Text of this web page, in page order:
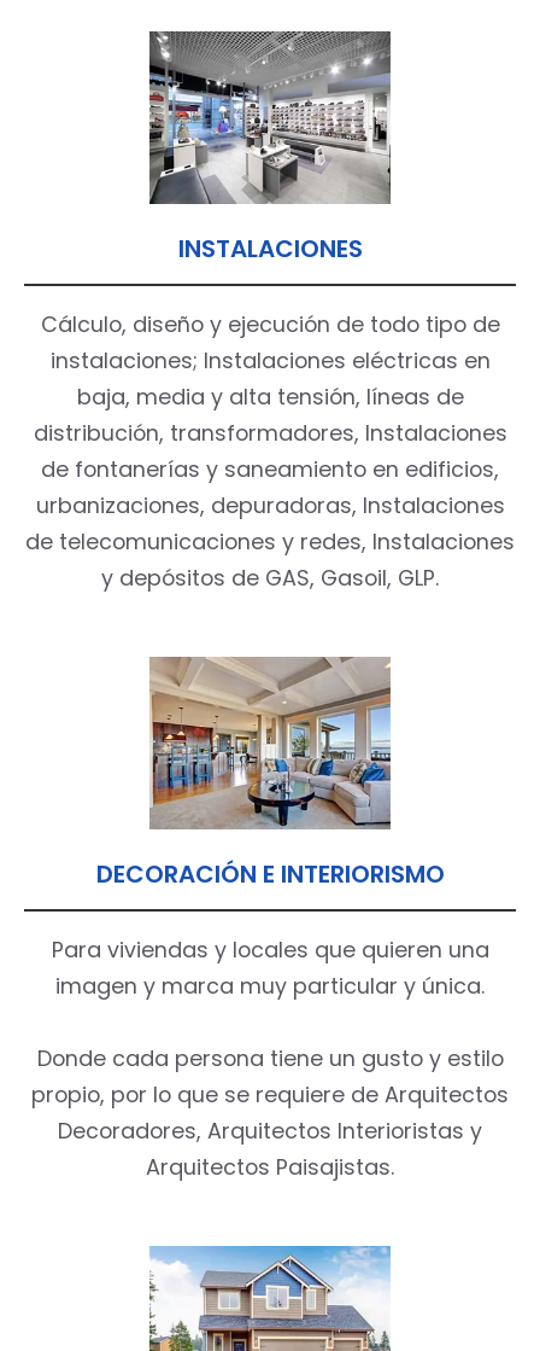
INSTALACIONES
Cálculo, diseño y ejecución de todo tipo de
instalaciones; Instalaciones eléctricas en
baja, media y alta tensión, líneas de
distribución, transformadores, Instalaciones
de fontanerías y saneamiento en edificios,
urbanizaciones, depuradoras, Instalaciones
de telecomunicaciones y redes, Instalaciones
y depósitos de GAS, Gasoil, GLP.
DECORACIÓN E INTERIORISMO
Para viviendas y locales que quieren una
imagen y marca muy particular y única.
Donde cada persona tiene un gusto y estilo
propio, por lo que se requiere de Arquitectos
Decoradores, Arquitectos Interioristas y
Arquitectos Paisajistas.